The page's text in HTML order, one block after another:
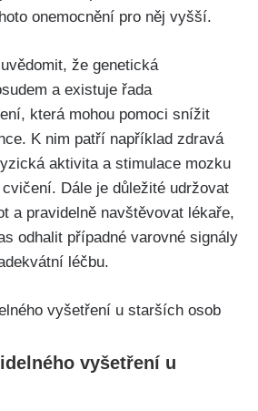
onemocnění pro něj vyšší.
že genetická
a existuje řada
která mohou pomoci snížit
K nim patří například zdravá
aktivita a stimulace mozku
Dále je důležité udržovat
a pravidelně navštěvovat lékaře,
odhalit případné varovné signály
léčbu.
vyšetření u